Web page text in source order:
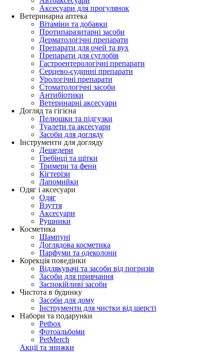
Аксесуари для прогулянок
Ветеринарна аптека
Вітаміни та добавки
Протипаразитарні засоби
Дерматологічні препарати
Препарати для очей та вух
Препарати для суглобів
Гастроентерологічні препарати
Серцево-судинні препарати
Урологічні препарати
Стоматологічні засоби
Антибіотики
Ветеринарні аксесуари
Догляд та гігієна
Пелюшки та підгузки
Туалети та аксесуари
Засоби для догляду
Інструменти для догляду
Дешедери
Гребінці та щітки
Тримери та фени
Кігтерізи
Лапомийки
Одяг і аксесуари
Одяг
Взуття
Аксесуари
Рушники
Косметика
Шампуні
Доглядова косметика
Парфуми та одеколони
Корекція поведінки
Відлякувачі та засоби від погризів
Засоби для привчання
Заспокійливі засоби
Чистота в будинку
Засоби для дому
Інструменти для чистки від шерсті
Набори та подарунки
Petbox
Фотоальбоми
PetMerch
Акції та знижки